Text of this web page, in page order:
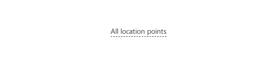
All location points